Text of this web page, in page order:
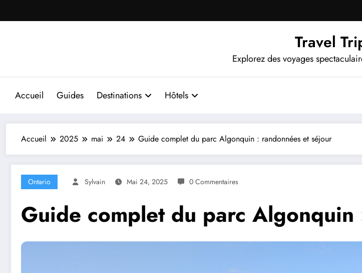
au
Travel
Explorez des voyages
Accueil Guides Destinations Hôtels
Accueil 2025 mai 24 Guide complet du parc Algonquin : randonnées et séjour
Ontario Sylvain Mai 24, 2025 0 Commentaires
Guide complet du parc